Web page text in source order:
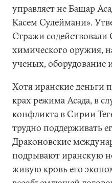
управляет не Башар
Касем Сулеймани».
Стражи
химического оружия,
ученых, оборудование
Хотя иранские деньги
крах режима Асада, в
конфликта в Сирии
трудно поддерживать
Драконовские
подрывают иранскую
живую кровь его